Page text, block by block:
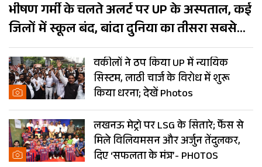
भीषण गर्मी के चलते अलर्ट पर UP के अस्पताल, कई
जिलों में स्कूल बंद, बांदा दुनिया का तीसरा सबसे
गर्म शहर
वकीलों ने ठप किया UP में न्यायिक
सिस्टम, लाठी चार्ज के विरोध में शुरू
किया धरना; देखें Photos
लखनऊ मेट्रो पर LSG के सितारे; फैंस से
मिले विलियमसन और अर्जुन तेंदुलकर,
दिए ‘सफलता के मंत्र’- PHOTOS